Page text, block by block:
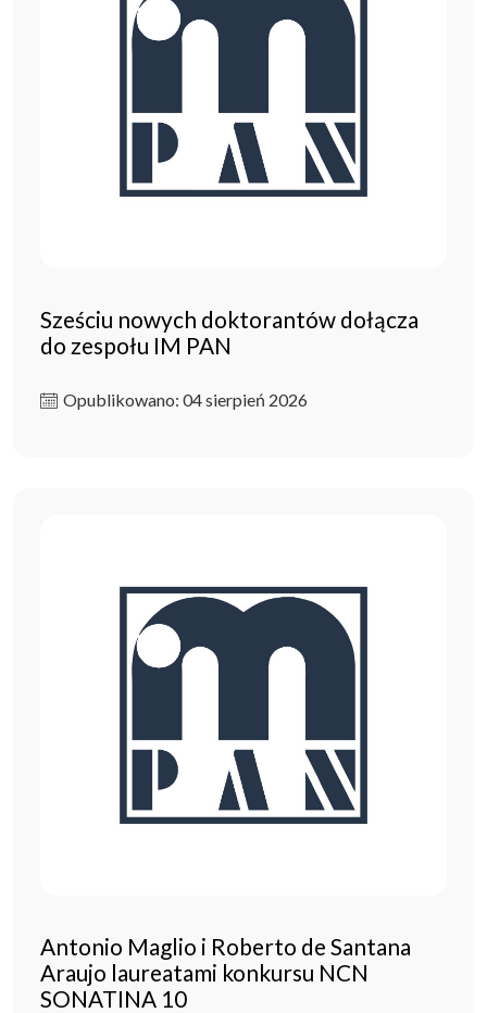
Sześciu nowych doktorantów dołącza
do zespołu IM PAN
Opublikowano: 04 sierpień 2026
Antonio Maglio i Roberto de Santana
Araujo laureatami konkursu NCN
SONATINA 10